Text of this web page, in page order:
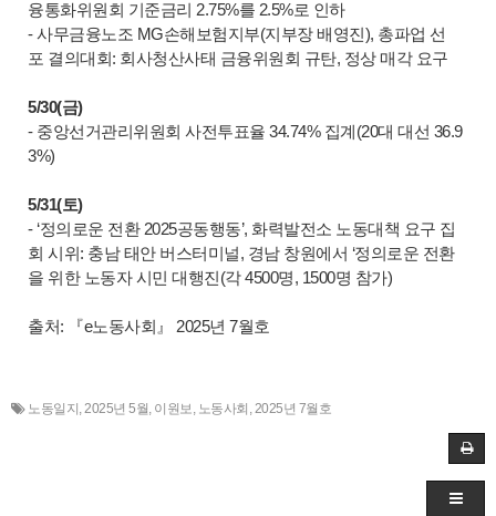
융통화위원회 기준금리 2.75%를 2.5%로 인하
- 사무금융노조 MG손해보험지부(지부장 배영진), 총파업 선
포 결의대회: 회사청산사태 금융위원회 규탄, 정상 매각 요구
5/30(금)
- 중앙선거관리위원회 사전투표율 34.74% 집계(20대 대선 36.9
3%)
5/31(토)
- ‘정의로운 전환 2025공동행동’, 화력발전소 노동대책 요구 집
회 시위: 충남 태안 버스터미널, 경남 창원에서 ‘정의로운 전환
을 위한 노동자 시민 대행진(각 4500명, 1500명 참가)
출처: 『e노동사회』 2025년 7월호
노동일지 ,2025년 5월, 이원보, 노동사회 ,2025년 7월호